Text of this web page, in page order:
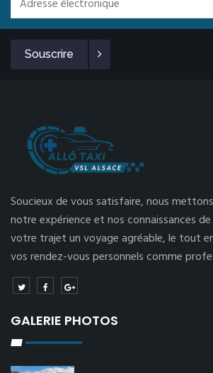
Souscrire
Soucieux de vous satisfaire, nous
notre expérience et nos connaissances
votre trajet un voyage agréable, le tout
vos rendez-vous personnels comme
GALERIE PHOTOS